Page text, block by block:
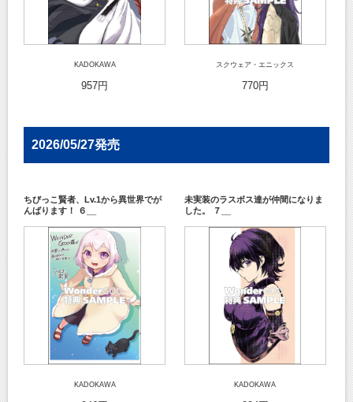
KADOKAWA
957円
スクウェア・エニックス
770円
2026/05/27発売
ちびっこ賢者、Lv.1から異世界でが
んばります！ ６__
KADOKAWA
未実装のラスボス達が仲間になりま
した。 ７__
KADOKAWA